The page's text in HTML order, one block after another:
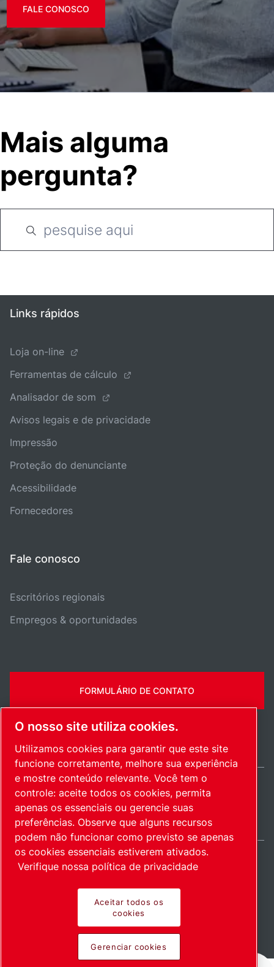
FALE CONOSCO
Mais alguma
pergunta?
Links rápidos
Loja on-line
Ferramentas de cálculo
Analisador de som
Avisos legais e de privacidade
Impressão
Proteção do denunciante
Acessibilidade
Fornecedores
Fale conosco
Escritórios regionais
Empregos & oportunidades
FORMULÁRIO DE CONTATO
Mapa do siteGerenciar cookies© 2026 Direitos autorais.
Brazil / PT
Produtos inovadores.
Empregados com
O nosso site utiliza cookies.
Utilizamos cookies para garantir que este site
funcione corretamente, melhore sua experiência
e mostre conteúdo relevante. Você tem o
controle: aceite todos os cookies, permita
apenas os essenciais ou gerencie suas
preferências. Observe que alguns recursos
podem não funcionar como previsto se apenas
os cookies essenciais estiverem ativados.
Verifique nossa política de privacidade
Aceitar todos os
cookies
Gerenciar cookies